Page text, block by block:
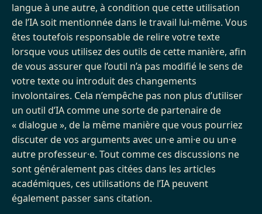
langue à une autre, à condition que cette utilisation
de l’IA soit mentionnée dans le travail lui-même. Vous
êtes toutefois responsable de relire votre texte
lorsque vous utilisez des outils de cette manière, afin
de vous assurer que l’outil n’a pas modifié le sens de
votre texte ou introduit des changements
involontaires. Cela n’empêche pas non plus d’utiliser
un outil d’IA comme une sorte de partenaire de
« dialogue », de la même manière que vous pourriez
discuter de vos arguments avec un·e ami·e ou un·e
autre professeur·e. Tout comme ces discussions ne
sont généralement pas citées dans les articles
académiques, ces utilisations de l’IA peuvent
également passer sans citation.